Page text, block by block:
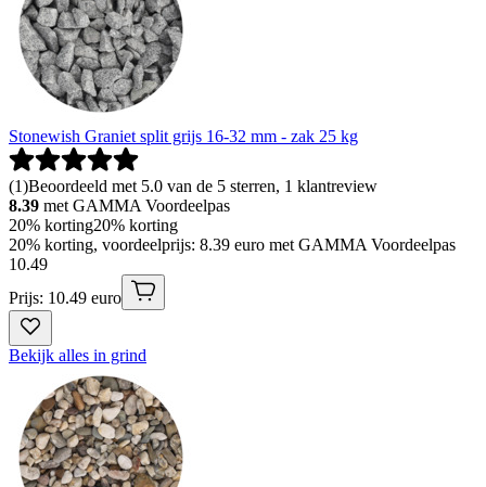
Stonewish Graniet split grijs 16-32 mm - zak 25 kg
(1)Beoordeeld met 5.0 van de 5 sterren, 1 klantreview
8.39 met GAMMA Voordeelpas
20% korting20% korting
20% korting, voordeelprijs: 8.39 euro met GAMMA Voordeelpas
10.49
Prijs: 10.49 euro
Bekijk alles in grind